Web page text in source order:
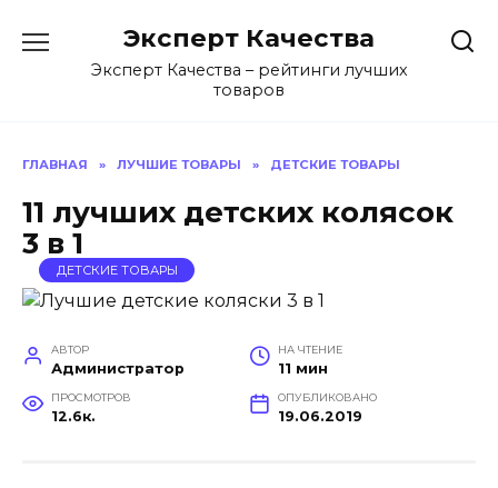
содержанию
Эксперт Качества
Эксперт Качества – рейтинги лучших
товаров
ГЛАВНАЯ » ЛУЧШИЕ ТОВАРЫ » ДЕТСКИЕ ТОВАРЫ
11 лучших детских колясок
3 в 1
ДЕТСКИЕ ТОВАРЫ
АВТОР
Администратор
НА ЧТЕНИЕ
11 мин
ПРОСМОТРОВ
12.6к.
ОПУБЛИКОВАНО
19.06.2019